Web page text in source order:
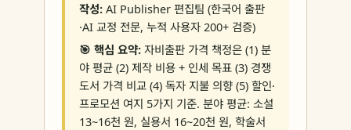
작성: AI Publisher 편집팀 (한국어 출판
·AI 교정 전문, 누적 사용자 200+ 검증)
🎯 핵심 요약: 자비출판 가격 책정은 (1) 분
야 평균 (2) 제작 비용 + 인세 목표 (3) 경쟁
도서 가격 비교 (4) 독자 지불 의향 (5) 할인·
프로모션 여지 5가지 기준. 분야 평균: 소설
13~16천 원, 실용서 16~20천 원, 학술서